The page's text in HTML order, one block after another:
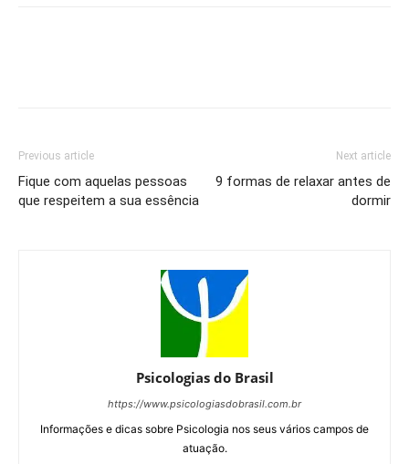
Previous article
Fique com aquelas pessoas
que respeitem a sua essência
Next article
9 formas de relaxar antes de
dormir
Psicologias do Brasil
https://www.psicologiasdobrasil.com.br
Informações e dicas sobre Psicologia nos seus vários campos de
atuação.